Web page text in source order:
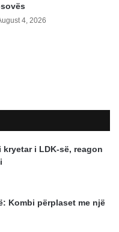
4, 2026
i LDK-së, reagon
Kombi përplaset me një